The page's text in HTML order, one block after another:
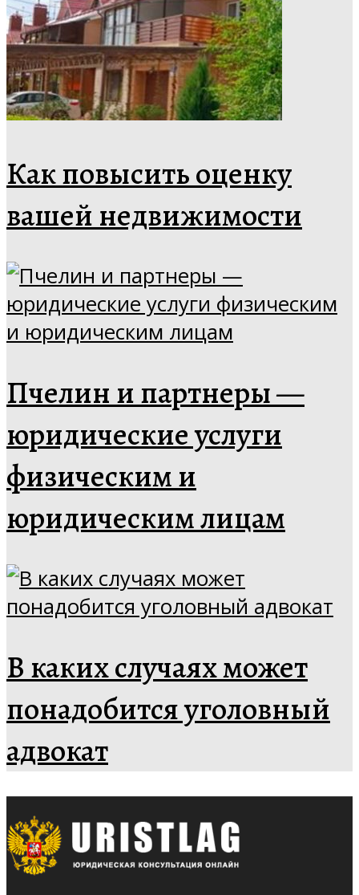
Как повысить оценку
вашей недвижимости
Пчелин и партнеры —
юридические услуги
физическим и
юридическим лицам
В каких случаях может
понадобится уголовный
адвокат